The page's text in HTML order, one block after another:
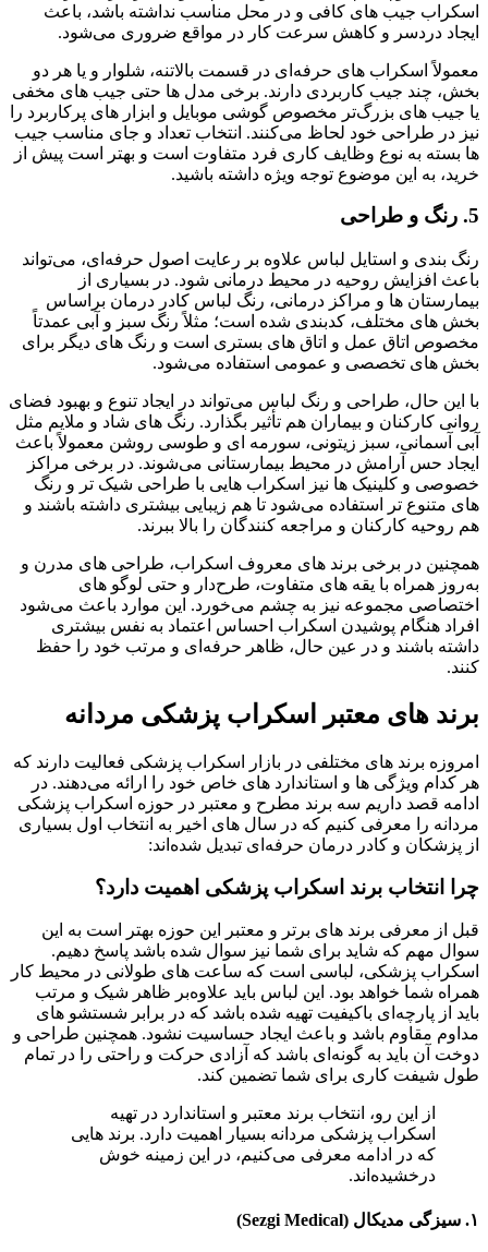
اسکراب جیب‌ های کافی و در محل مناسب نداشته باشد، باعث
ایجاد دردسر و کاهش سرعت کار در مواقع ضروری می‌شود.
معمولاً اسکراب‌ های حرفه‌ای در قسمت بالاتنه، شلوار و یا هر دو
بخش، چند جیب کاربردی دارند. برخی مدل‌ ها حتی جیب‌ های مخفی
یا جیب‌ های بزرگ‌تر مخصوص گوشی موبایل و ابزار های پرکاربرد را
نیز در طراحی خود لحاظ می‌کنند. انتخاب تعداد و جای مناسب جیب‌
ها بسته به نوع وظایف کاری فرد متفاوت است و بهتر است پیش از
خرید، به این موضوع توجه ویژه داشته باشید.
5. رنگ و طراحی
رنگ‌ بندی و استایل لباس علاوه بر رعایت اصول حرفه‌ای، می‌تواند
باعث افزایش روحیه در محیط درمانی شود. در بسیاری از
بیمارستان‌ ها و مراکز درمانی، رنگ لباس کادر درمان براساس
بخش‌ های مختلف، کدبندی شده است؛ مثلاً رنگ سبز و آبی عمدتاً
مخصوص اتاق عمل و اتاق‌ های بستری است و رنگ‌ های دیگر برای
بخش‌ های تخصصی و عمومی استفاده می‌شود.
با این حال، طراحی و رنگ لباس می‌تواند در ایجاد تنوع و بهبود فضای
روانی کارکنان و بیماران هم تأثیر بگذارد. رنگ‌ های شاد و ملایم مثل
آبی آسمانی، سبز زیتونی، سورمه‌ ای و طوسی روشن معمولاً باعث
ایجاد حس آرامش در محیط بیمارستانی می‌شوند. در برخی مراکز
خصوصی و کلینیک‌ ها نیز اسکراب‌ هایی با طراحی شیک‌ تر و رنگ‌
های متنوع‌ تر استفاده می‌شود تا هم زیبایی بیشتری داشته باشند و
هم روحیه کارکنان و مراجعه‌ کنندگان را بالا ببرند.
همچنین در برخی برند های معروف اسکراب، طراحی‌ های مدرن و
به‌روز همراه با یقه‌ های متفاوت، طرح‌دار و حتی لوگو های
اختصاصی مجموعه نیز به چشم می‌خورد. این موارد باعث می‌شود
افراد هنگام پوشیدن اسکراب احساس اعتماد به نفس بیشتری
داشته باشند و در عین حال، ظاهر حرفه‌ای و مرتب خود را حفظ
کنند.
برند های معتبر اسکراب پزشکی مردانه
امروزه برند های مختلفی در بازار اسکراب پزشکی فعالیت دارند که
هر کدام ویژگی‌ ها و استاندارد های خاص خود را ارائه می‌دهند. در
ادامه قصد داریم سه برند مطرح و معتبر در حوزه اسکراب پزشکی
مردانه را معرفی کنیم که در سال‌ های اخیر به انتخاب اول بسیاری
از پزشکان و کادر درمان حرفه‌ای تبدیل شده‌اند:
چرا انتخاب برند اسکراب پزشکی اهمیت دارد؟
قبل از معرفی برند های برتر و معتبر این حوزه بهتر است به این
سوال مهم که شاید برای شما نیز سوال شده باشد پاسخ دهیم.
اسکراب پزشکی، لباسی است که ساعت‌ های طولانی در محیط کار
همراه شما خواهد بود. این لباس باید علاوه‌بر ظاهر شیک و مرتب
باید از پارچه‌ای باکیفیت تهیه شده باشد که در برابر شستشو های
مداوم مقاوم باشد و باعث ایجاد حساسیت نشود. همچنین طراحی و
دوخت آن باید به گونه‌ای باشد که آزادی حرکت و راحتی را در تمام
طول شیفت کاری برای شما تضمین کند.
از این رو، انتخاب برند معتبر و استاندارد در تهیه
اسکراب پزشکی مردانه بسیار اهمیت دارد. برند هایی
که در ادامه معرفی می‌کنیم، در این زمینه خوش
درخشیده‌اند.
۱. سیزگی مدیکال (Sezgi Medical)